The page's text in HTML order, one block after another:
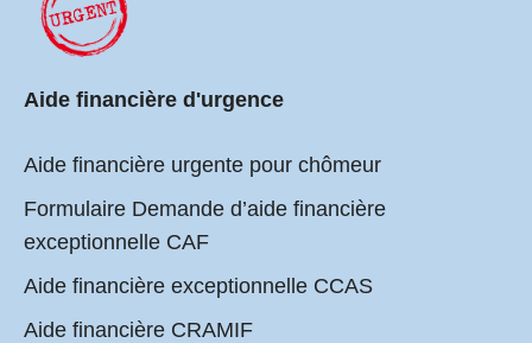
Aide financière d'urgence
Aide financière urgente pour chômeur
Formulaire Demande d’aide financière
exceptionnelle CAF
Aide financière exceptionnelle CCAS
Aide financière CRAMIF